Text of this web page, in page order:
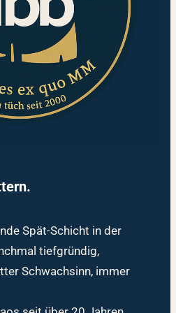
Spät-Schicht in der
tiefgründig,
Schwachsinn, immer